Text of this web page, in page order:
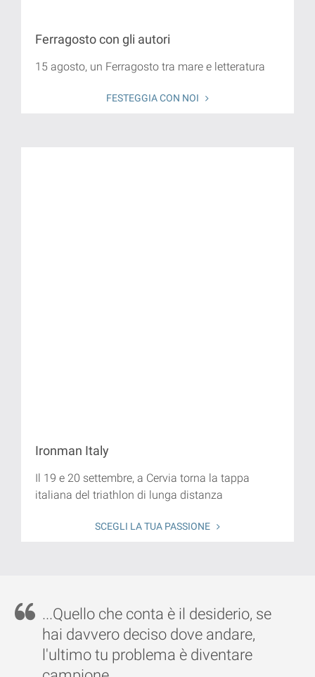
Ferragosto con gli autori
15 agosto, un Ferragosto tra mare e letteratura
FESTEGGIA CON NOI
Ironman Italy
Il 19 e 20 settembre, a Cervia torna la tappa
italiana del triathlon di lunga distanza
SCEGLI LA TUA PASSIONE
...Quello che conta è il desiderio, se
hai davvero deciso dove andare,
l'ultimo tu problema è diventare